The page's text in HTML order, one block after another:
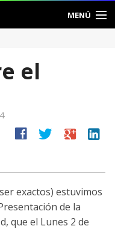
MENÚ
el
facebook twitter google linkedin
exactos) estuvimos
de la
que el Lunes 2 de